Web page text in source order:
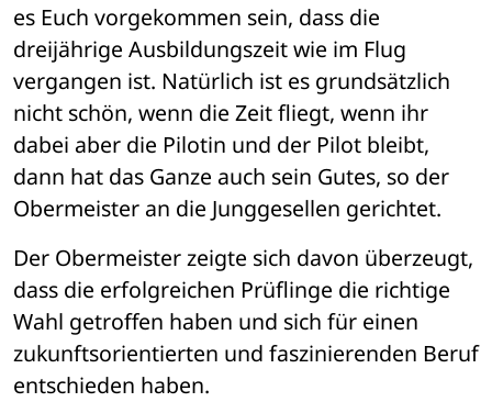
es Euch vorgekommen sein, dass die
dreijährige Ausbildungszeit wie im Flug
vergangen ist. Natürlich ist es grundsätzlich
nicht schön, wenn die Zeit fliegt, wenn ihr
dabei aber die Pilotin und der Pilot bleibt,
dann hat das Ganze auch sein Gutes, so der
Obermeister an die Junggesellen gerichtet.
Der Obermeister zeigte sich davon überzeugt,
dass die erfolgreichen Prüflinge die richtige
Wahl getroffen haben und sich für einen
zukunftsorientierten und faszinierenden Beruf
entschieden haben.